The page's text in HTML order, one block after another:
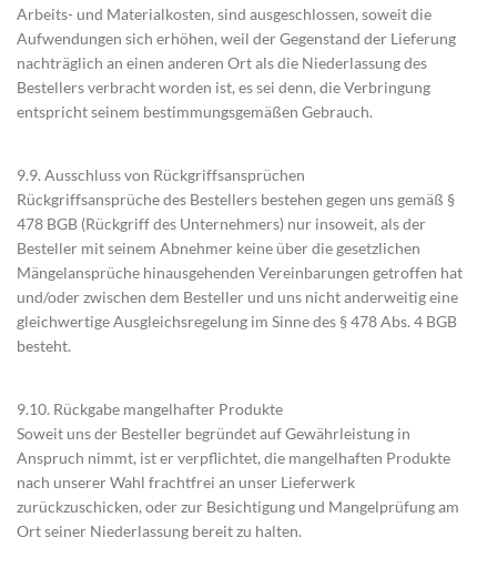
Arbeits- und Materialkosten, sind ausgeschlossen, soweit die
Aufwendungen sich erhöhen, weil der Gegenstand der Lieferung
nachträglich an einen anderen Ort als die Niederlassung des
Bestellers verbracht worden ist, es sei denn, die Verbringung
entspricht seinem bestimmungsgemäßen Gebrauch.
9.9. Ausschluss von Rückgriffsansprüchen
Rückgriffsansprüche des Bestellers bestehen gegen uns gemäß §
478 BGB (Rückgriff des Unternehmers) nur insoweit, als der
Besteller mit seinem Abnehmer keine über die gesetzlichen
Mängelansprüche hinausgehenden Vereinbarungen getroffen hat
und/oder zwischen dem Besteller und uns nicht anderweitig eine
gleichwertige Ausgleichsregelung im Sinne des § 478 Abs. 4 BGB
besteht.
9.10. Rückgabe mangelhafter Produkte
Soweit uns der Besteller begründet auf Gewährleistung in
Anspruch nimmt, ist er verpflichtet, die mangelhaften Produkte
nach unserer Wahl frachtfrei an unser Lieferwerk
zurückzuschicken, oder zur Besichtigung und Mangelprüfung am
Ort seiner Niederlassung bereit zu halten.